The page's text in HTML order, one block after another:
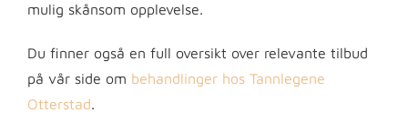
mulig skånsom opplevelse.
Du finner også en full oversikt over relevante tilbud
på vår side om behandlinger hos Tannlegene
Otterstad.